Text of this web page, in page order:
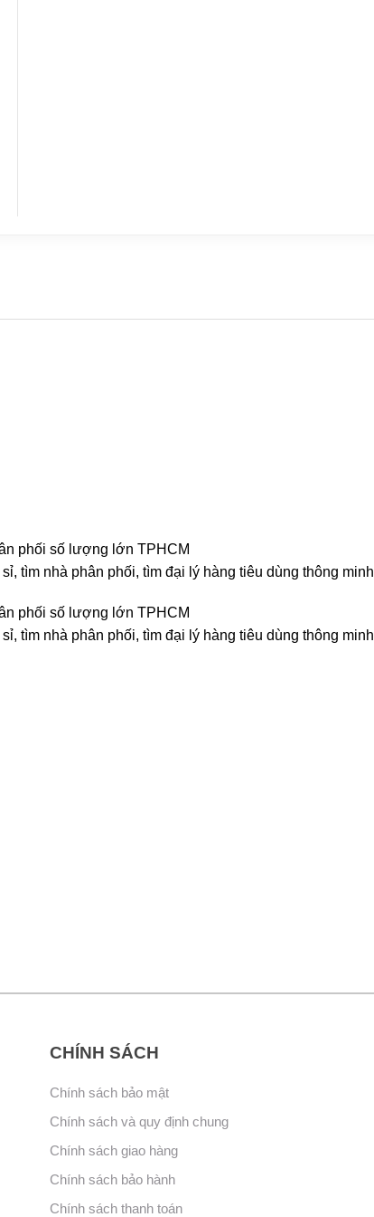
phối số lượng lớn TPHCM
tìm nhà phân phối, tìm đại lý hàng tiêu dùng thông minh
phối số lượng lớn TPHCM
tìm nhà phân phối, tìm đại lý hàng tiêu dùng thông minh
CHÍNH SÁCH
Chính sách bảo mật
Chính sách và quy định chung
Chính sách giao hàng
Chính sách bảo hành
Chính sách thanh toán